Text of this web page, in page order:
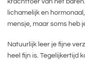
lichamelijk en
mensje, maar soms heb
Natuurlijk leer je fijne
heel fijn is. Tegelijkertijd